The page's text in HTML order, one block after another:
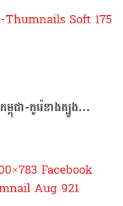
កម្ពុជា-កូរ៉េខាងត្បូង…